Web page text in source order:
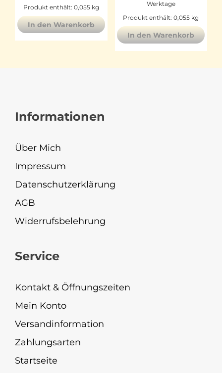
Produkt enthält: 0,055 kg
In den Warenkorb
Werktage
Produkt enthält: 0,055 kg
In den Warenkorb
Informationen
Über Mich
Impressum
Datenschutzerklärung
AGB
Widerrufsbelehrung
Service
Kontakt & Öffnungszeiten
Mein Konto
Versandinformation
Zahlungsarten
Startseite